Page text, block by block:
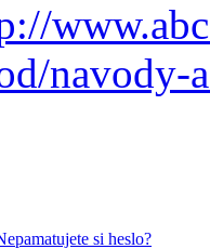
si heslo?